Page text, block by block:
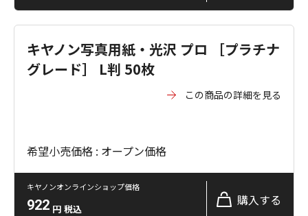
キヤノン写真用紙・光沢 プロ ［プラチナ
グレード］ L判 50枚
この商品の詳細を見る
希望小売価格 : オープン価格
キヤノンオンラインショップ価格
922 円 税込
購入する